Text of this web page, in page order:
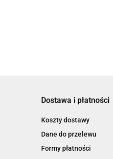
Dostawa i płatności
Koszty dostawy
Dane do przelewu
Formy płatności